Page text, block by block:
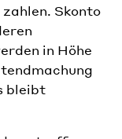
Skonto
in Höhe
bleibt